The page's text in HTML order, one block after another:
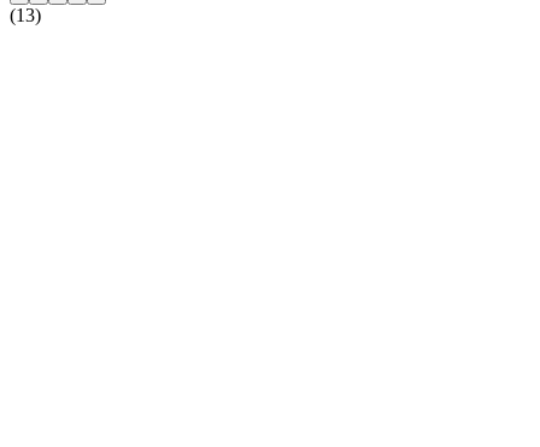
(13)